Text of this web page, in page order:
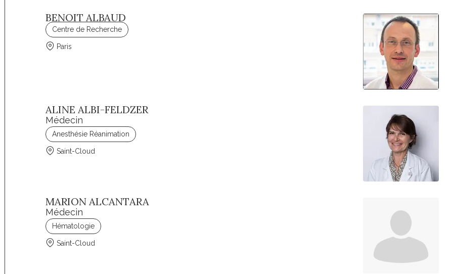
BENOIT ALBAUD
Centre de Recherche
Paris
ALINE ALBI-FELDZER
Médecin
Anesthésie Réanimation
Saint-Cloud
MARION ALCANTARA
Médecin
Hématologie
Saint-Cloud